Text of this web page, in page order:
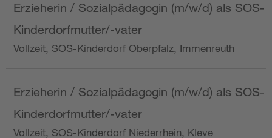
Erzieherin / Sozialpädagogin (m/w/d) als SOS-
Kinderdorfmutter/-vater
Vollzeit, SOS-Kinderdorf Oberpfalz, Immenreuth
Erzieherin / Sozialpädagogin (m/w/d) als SOS-
Kinderdorfmutter/-vater
Vollzeit, SOS-Kinderdorf Niederrhein, Kleve